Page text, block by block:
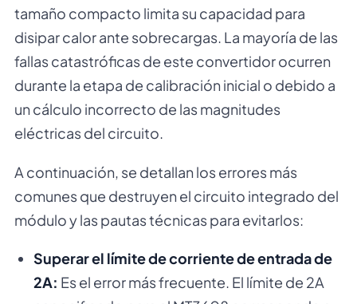
tamaño compacto limita su capacidad para
disipar calor ante sobrecargas. La mayoría de las
fallas catastróficas de este convertidor ocurren
durante la etapa de calibración inicial o debido a
un cálculo incorrecto de las magnitudes
eléctricas del circuito.
A continuación, se detallan los errores más
comunes que destruyen el circuito integrado del
módulo y las pautas técnicas para evitarlos:
Superar el límite de corriente de entrada de
2A: Es el error más frecuente. El límite de 2A